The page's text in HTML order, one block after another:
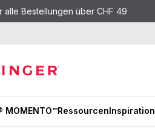
alle Bestellungen über CHF 49
MOMENTO™RessourcenInspiration